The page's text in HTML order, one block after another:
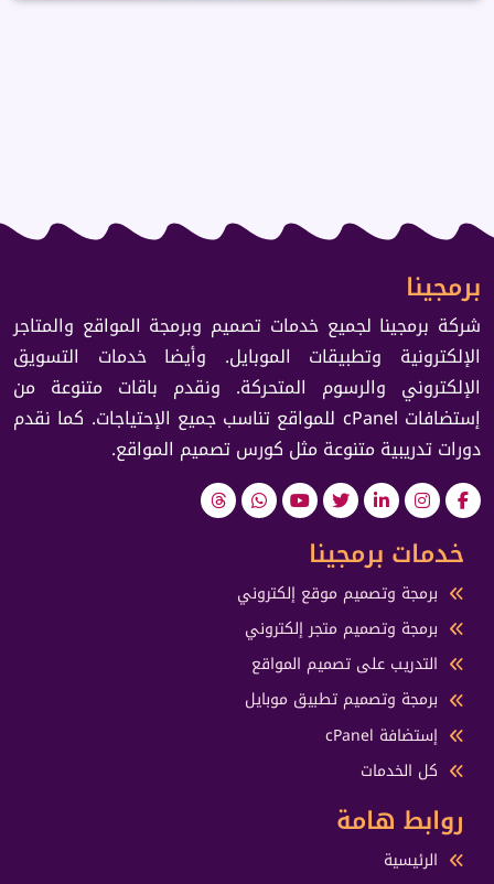
برمجينا
شركة برمجينا لجميع خدمات تصميم وبرمجة المواقع والمتاجر
الإلكترونية وتطبيقات الموبايل. وأيضا خدمات التسويق
الإلكتروني والرسوم المتحركة. ونقدم باقات متنوعة من
إستضافات cPanel للمواقع تناسب جميع الإحتياجات. كما نقدم
دورات تدريبية متنوعة مثل كورس تصميم المواقع.
خدمات برمجينا
برمجة وتصميم موقع إلكتروني
برمجة وتصميم متجر إلكتروني
التدريب على تصميم المواقع
برمجة وتصميم تطبيق موبايل
إستضافة cPanel
كل الخدمات
روابط هامة
الرئيسية